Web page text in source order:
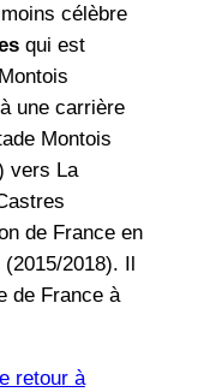
célèbre
qui est
Montois
une carrière
Montois
vers La
de France en
2018). Il
de France à
retour à